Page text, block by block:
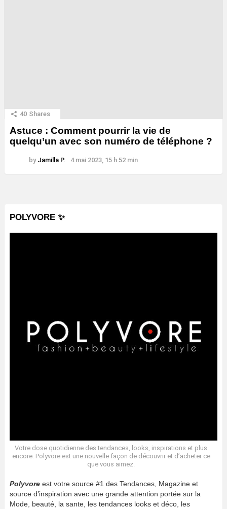
40 Shares
Astuce : Comment pourrir la vie de
quelqu’un avec son numéro de téléphone ?
by Jamilla P. 4 mai 2023, 15 h 52 min
POLYVORE ✨
Votre dose quotidienne des tendances, looks, inspirations et plus
encore. Polyvore est une nouvelle façon de découvrir et d’acheter ce
que vous aimez.
Polyvore est votre source #1 des Tendances, Magazine et
source d’inspiration avec une grande attention portée sur la
Mode, beauté, la sante, les tendances looks et déco, les